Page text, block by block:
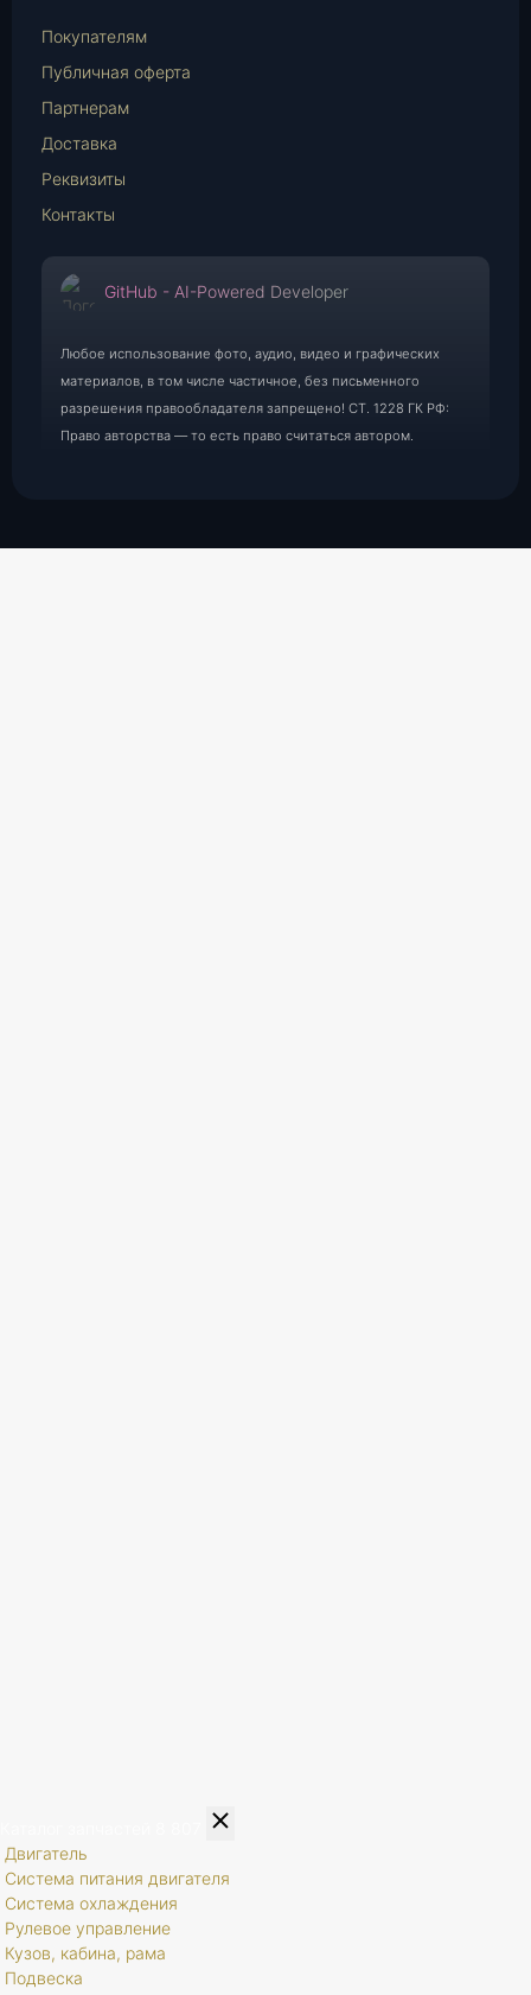
Mail
Покупателям
Публичная оферта
Партнерам
Доставка
Реквизиты
Контакты
GitHub - AI-Powered Developer
Любое использование фото, аудио, видео и графических
материалов, в том числе частичное, без письменного
разрешения правообладателя запрещено! СТ. 1228 ГК РФ:
Право авторства — то есть право считаться автором.
Двигатель
Система питания двигателя
Система охлаждения
Рулевое управление
Кузов, кабина, рама
Подвеска